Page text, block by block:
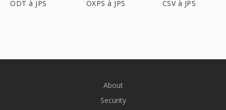
ODT à JPS OXPS à JPS CSV à JPS
About
Security